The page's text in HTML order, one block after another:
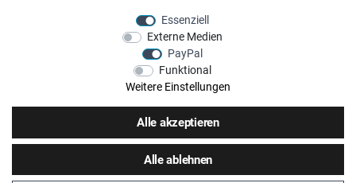
Essenziell
Externe Medien
PayPal
Funktional
Weitere Einstellungen
Alle akzeptieren
Alle ablehnen